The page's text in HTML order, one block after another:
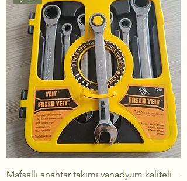
Mafsallı anahtar takımı vanadyum kaliteli